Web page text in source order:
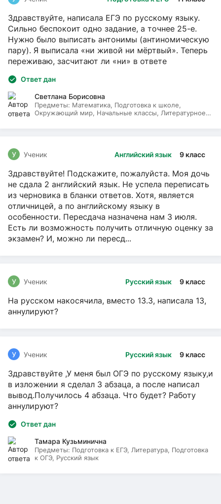
Здравствуйте, написала ЕГЭ по русскому языку.
Сильно беспокоит одно задание, а точнее 25-е.
Нужно было выписать антонимы (антиномическую
пару). Я выписала «ни живой ни мёртвый». Теперь
переживаю, засчитают ли «ни» в ответе
Ответ дан
Светлана Борисовна
Предметы: Математика, Подготовка к школе,
Окружающий мир, Начальные классы, Литературное
Английский язык 9 класс
У Ученик
Здравствуйте! Подскажите, пожалуйста. Моя дочь
не сдала 2 английский язык. Не успела переписать
из черновика в бланки ответов. Хотя, является
отличницей, а по английскому языку в
особенности. Пересдача назначена нам 3 июля.
Есть ли возможность получить отличную оценку за
экзамен? И, можно ли пересд...
Русский язык 9 класс
У Ученик
На русском накосячила, вместо 13.3, написала 13,
аннулируют?
Русский язык 9 класс
У Ученик
Здравствуйте ,У меня был ОГЭ по русскому языку,и
в изложении я сделал 3 абзаца, а после написал
вывод.Получилось 4 абзаца. Что будет? Работу
аннулируют?
Ответ дан
Тамара Кузьминична
Предметы: Подготовка к ЕГЭ, Литература, Подготовка
к ОГЭ, Русский язык